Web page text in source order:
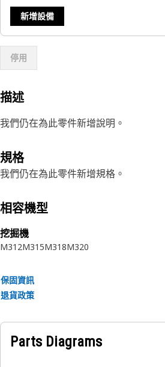
新增設備
停用
描述
我們仍在為此零件新增說明。
規格
我們仍在為此零件新增規格。
相容機型
挖掘機
M312M315M318M320
保固資訊
退貨政策
Parts Diagrams